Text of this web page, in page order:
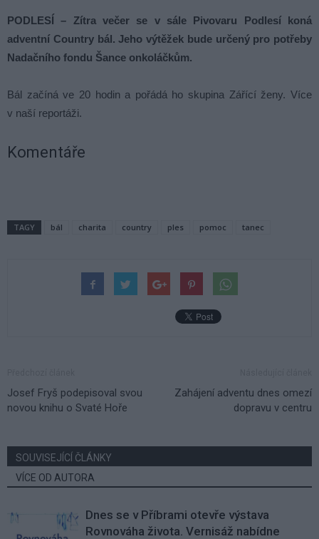
PODLESÍ – Zítra večer se v sále Pivovaru Podlesí koná
adventní Country bál. Jeho výtěžek bude určený pro potřeby
Nadačního fondu Šance onkoláčkům.
Bál začíná ve 20 hodin a pořádá ho skupina Zářící ženy. Více
v naší reportáži.
Komentáře
TAGY bál charita country ples pomoc tanec
Josef Fryš podepisoval svou
novou knihu o Svaté Hoře
Zahájení adventu dnes omezí
dopravu v centru
SOUVISEJÍCÍ ČLÁNKY
VÍCE OD AUTORA
Dnes se v Příbrami otevře výstava
Rovnováha života. Vernisáž nabídne